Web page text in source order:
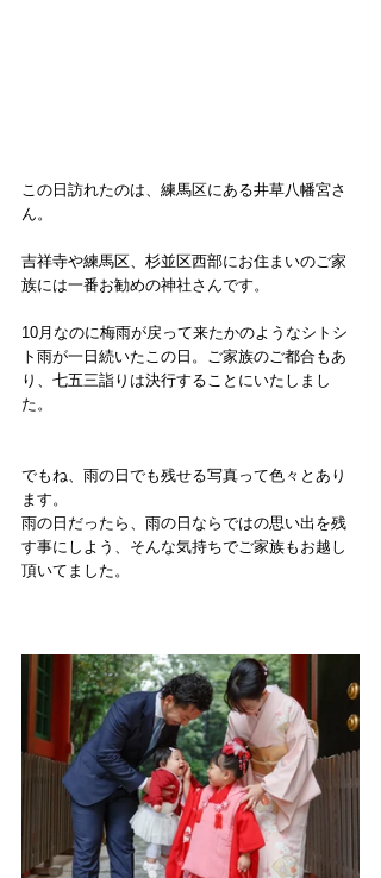
この日訪れたのは、練馬区にある井草八幡宮さ
ん。
吉祥寺や練馬区、杉並区西部にお住まいのご家
族には一番お勧めの神社さんです。
10月なのに梅雨が戻って来たかのようなシトシ
ト雨が一日続いたこの日。ご家族のご都合もあ
り、七五三詣りは決行することにいたしまし
た。
でもね、雨の日でも残せる写真って色々とあり
ます。
雨の日だったら、雨の日ならではの思い出を残
す事にしよう、そんな気持ちでご家族もお越し
頂いてました。